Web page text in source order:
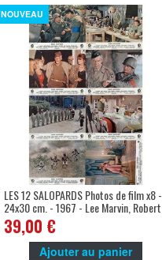
NOUVEAU
LES 12 SALOPARDS Photos de film x8 -
24x30 cm. - 1967 - Lee Marvin, Robert
Aldrich
39,00 €
Ajouter au panier